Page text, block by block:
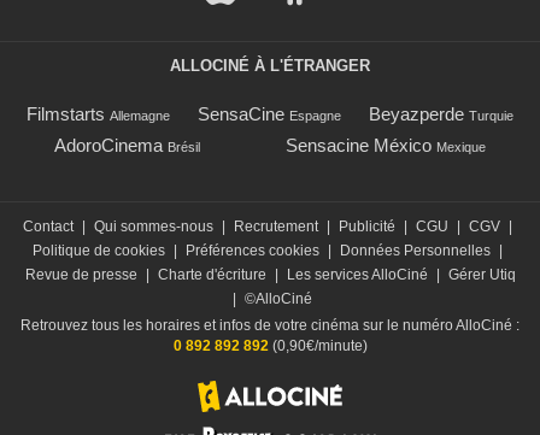
ALLOCINÉ À L'ÉTRANGER
Filmstarts Allemagne SensaCine Espagne Beyazperde Turquie
AdoroCinema Brésil Sensacine México Mexique
Contact | Qui sommes-nous | Recrutement | Publicité | CGU | CGV |
Politique de cookies | Préférences cookies | Données Personnelles |
Revue de presse
| Charte d'écriture | Les services AlloCiné | Gérer Utiq
| ©AlloCiné
Retrouvez tous les horaires et infos de votre cinéma sur le numéro AlloCiné :
0 892 892 892(0,90€/minute)